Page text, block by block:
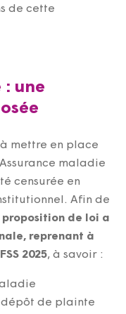
de cette
une
à mettre en place
maladie
censurée en
Afin de
proposition de loi a
reprenant à
2025, à savoir :
dépôt de plainte